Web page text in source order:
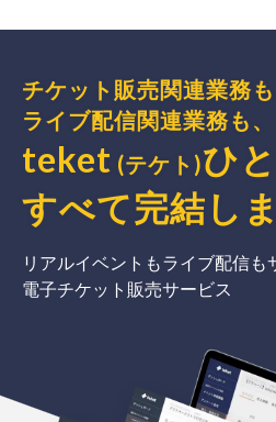
チケット販売関連業務も
ライブ配信関連業務も、
teket (テケト)ひ
すべて完結 し
リアルイベントもライブ配信も
電子チケット販売サービス